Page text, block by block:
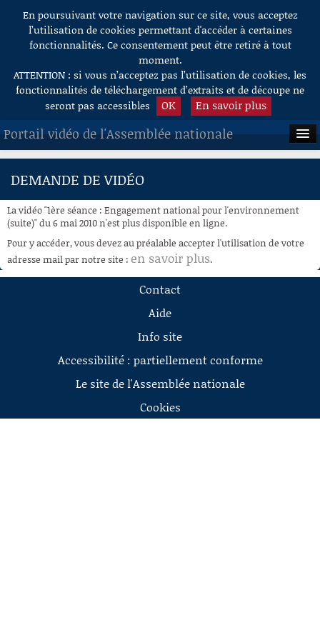
Aller au contenu
En poursuivant votre navigation sur ce site, vous acceptez
l’utilisation de cookies permettant d'accéder à certaines
fonctionnalités. Ce consentement peut être retiré à tout
moment.
ATTENTION : si vous n’acceptez pas l’utilisation de cookies, les
fonctionnalités de téléchargement d’extraits et de découpe ne
seront pas accessibles
OK En savoir plus
Portail vidéo de l'Assemblée nationale
ACCUEIL
À LA DEMANDE
RECHERCHE
AIDE À LA DÉCOUPE
DEMANDE DE VIDÉO
La vidéo "1ère séance : Engagement national pour l'environnement
(suite)" du 6 mai 2010 n'est plus disponible en ligne.
Pour y accéder, vous devez au préalable accepter l'utilisation de votre
adresse mail par notre site : en savoir plus.
Contact
Aide
Info site
Accessibilité : partiellement conforme
Le site de l'Assemblée nationale
Cookies